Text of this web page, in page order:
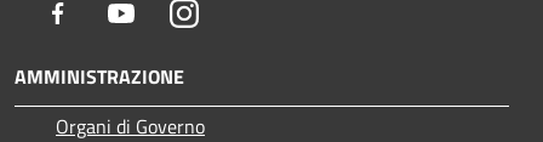
Facebook YoutubeInstagram
AMMINISTRAZIONE
Organi di Governo